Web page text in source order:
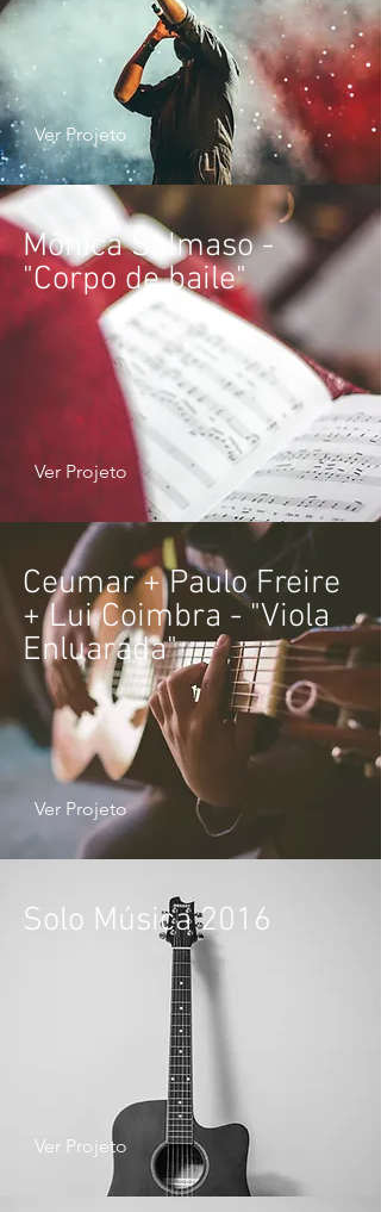
Ver Projeto
Mônica Salmaso -
"Corpo de baile"
Ver Projeto
Ceumar + Paulo Freire
+ Lui Coimbra - "Viola
Enluarada"
Ver Projeto
Solo Música 2016
Ver Projeto